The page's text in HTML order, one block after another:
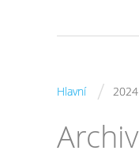
Hlavní / 2024
Archiv